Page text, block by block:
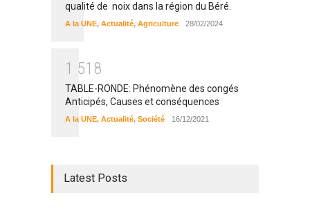
qualité de noix dans la région du Béré.
A la UNE, Actualité, Agriculture 28/02/2024
1 51 8
TABLE-RONDE: Phénomène des congés
Anticipés, Causes et conséquences
A la UNE, Actualité, Société 16/12/2021
Latest Posts